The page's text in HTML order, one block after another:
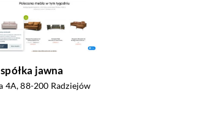
jawna
4A, 88-200 Radziejów